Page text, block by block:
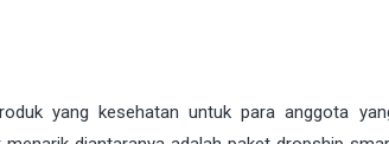
yang kesehatan untuk para anggota